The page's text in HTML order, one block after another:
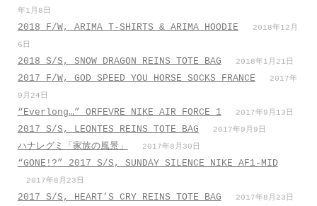
年1月8日
2018 F/W, ARIMA T-SHIRTS & ARIMA HOODIE
2018年12月
6日
2018 S/S, SNOW DRAGON REINS TOTE BAG 2018年1月21日
2017 F/W, GOD SPEED YOU HORSE SOCKS FRANCE
2017年
9月24日
“Everlong…” ORFEVRE NIKE AIR FORCE 1 2017年9月13日
2017 S/S, LEONTES REINS TOTE BAG 2017年9月9日
ハナレグミ「家族の風景」 2017年8月30日
“GONE!?” 2017 S/S, SUNDAY SILENCE NIKE AF1-MID
2017年8月23日
2017 S/S, HEART’S CRY REINS TOTE BAG 2017年8月23日